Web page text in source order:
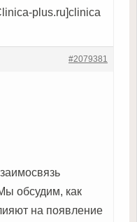
plus.ru]clinica
#2079381
обсудим, как
на появление